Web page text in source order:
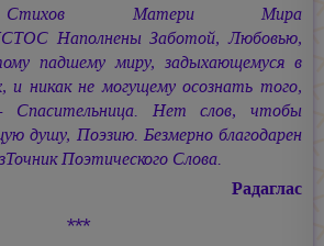
Матери Мира
Наполнены Заботой, Любовью,
падшему миру, задыхающемуся в
и никак не могущему осознать того,
Нет слов, чтобы
душу, Поэзию. Безмерно благодарен
Поэтического Слова.
Радаглас
***